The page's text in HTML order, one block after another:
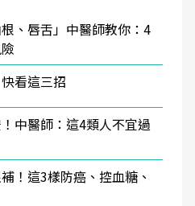
根、唇舌」中醫師教你：4
看這三招
中醫師：這4類人不宜過
！這3樣防癌、控血糖、